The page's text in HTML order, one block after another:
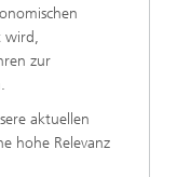
wird,
zur
aktuellen
hohe Relevanz